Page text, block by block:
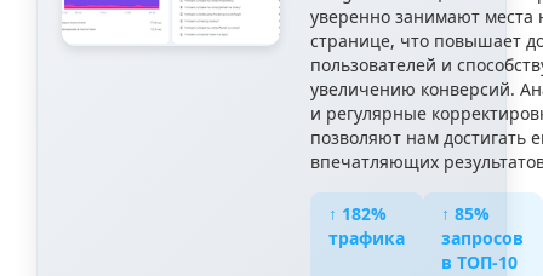
уверенно занимают места
странице, что повышает
пользователей и
увеличению конверсий.
и регулярные
позволяют нам достигать
впечатляющих
↑ 182%
трафика
↑ 85%
запросов
в ТОП-10